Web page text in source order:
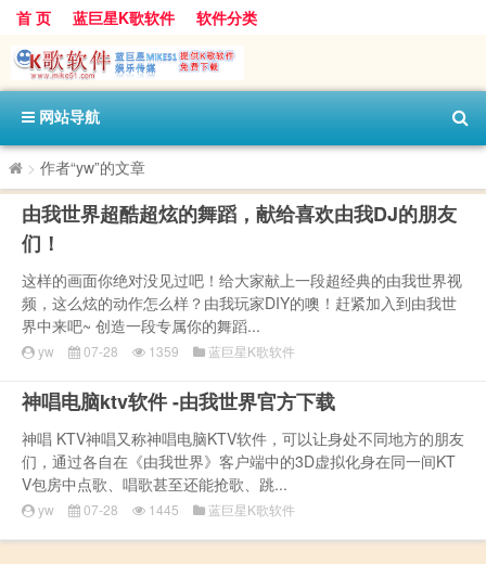
首 页 蓝巨星K歌软件 软件分类
网站导航
> 作者“yw”的文章
由我世界超酷超炫的舞蹈，献给喜欢由我DJ的朋友
们！
这样的画面你绝对没见过吧！给大家献上一段超经典的由我世界视
频，这么炫的动作怎么样？由我玩家DIY的噢！赶紧加入到由我世
界中来吧~ 创造一段专属你的舞蹈...
yw 07-28 1359 蓝巨星K歌软件
神唱电脑ktv软件 -由我世界官方下载
神唱 KTV神唱又称神唱电脑KTV软件，可以让身处不同地方的朋友
们，通过各自在《由我世界》客户端中的3D虚拟化身在同一间KT
V包房中点歌、唱歌甚至还能抢歌、跳...
yw 07-28 1445 蓝巨星K歌软件